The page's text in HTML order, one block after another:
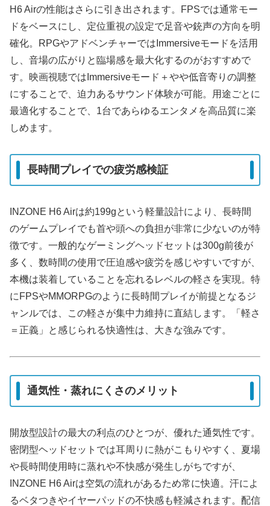
H6 Airの性能はさらに引き出されます。FPSでは通常モー
ドをベースにし、定位重視の設定で足音や銃声の方向を明
確化。RPGやアドベンチャーではImmersiveモードを活用
し、音場の広がりと臨場感を最大化するのがおすすめで
す。映画視聴ではImmersiveモード＋やや低音寄りの調整
にすることで、迫力あるサウンド体験が可能。用途ごとに
最適化することで、1台であらゆるエンタメを高品質に楽
しめます。
長時間プレイでの疲労感検証
INZONE H6 Airは約199gという軽量設計により、長時間
のゲームプレイでも首や頭への負担が非常に少ないのが特
徴です。一般的なゲーミングヘッドセットは300g前後が
多く、数時間の使用で圧迫感や疲労を感じやすいですが、
本機は装着していることを忘れるレベルの軽さを実現。特
にFPSやMMORPGのように長時間プレイが前提となるジ
ャンルでは、この軽さが集中力維持に直結します。「軽さ
＝正義」と感じられる快適性は、大きな強みです。
通気性・蒸れにくさのメリット
開放型設計の最大の利点のひとつが、優れた通気性です。
密閉型ヘッドセットでは耳周りに熱がこもりやすく、夏場
や長時間使用時に蒸れや不快感が発生しがちですが、
INZONE H6 Airは空気の流れがあるため常に快適。汗によ
るベタつきやイヤーパッドの不快感も軽減されます。配信